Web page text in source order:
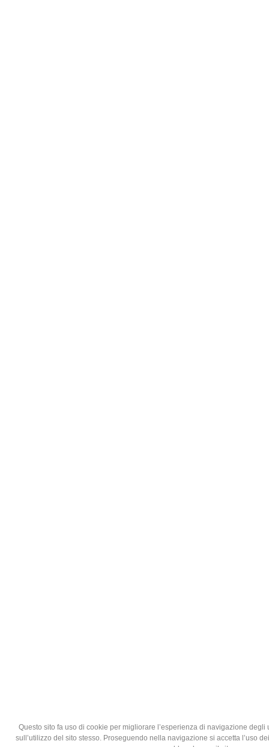
Questo sito fa uso di cookie per migliorare l’esperienza di navigazione
sull’utilizzo del sito stesso. Proseguendo nella navigazione si accetta l’uso